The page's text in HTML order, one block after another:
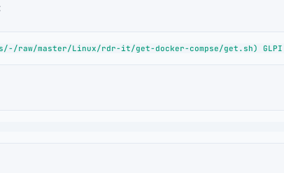
master/Linux/rdr-it/get-docker-compse/get.sh) GLPI